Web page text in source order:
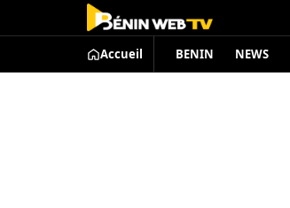
Accueil BENIN NEWS